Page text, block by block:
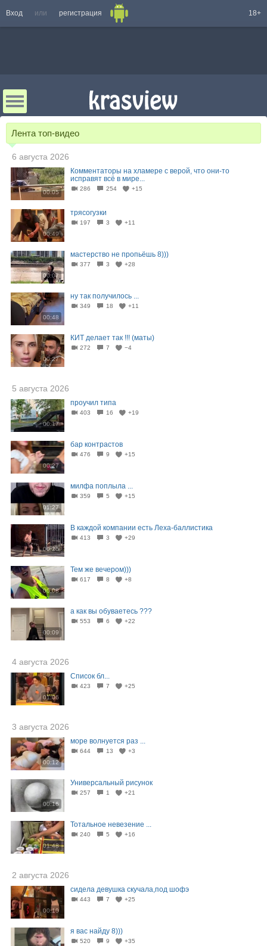
Вход или регистрация 18+
Лента топ-видео
6 августа 2026
00:05
Комментаторы на хламере с верой, что они-то
исправят всё в мире...
286 254 +15
00:49
трясогузки
197 3 +11
00:07
мастерство не пропьёшь 8)))
377 3 +28
00:48
ну так получилось ...
349 18 +11
00:27
КИТ делает так !!! (маты)
272 7 −4
5 августа 2026
00:17
проучил типа
403 16 +19
00:27
бар контрастов
476 9 +15
01:27
милфа поплыла ...
359 5 +15
00:26
В каждой компании есть Леха-баллистика
413 3 +29
00:08
Тем же вечером)))
617 8 +8
00:09
а как вы обуваетесь ???
553 6 +22
4 августа 2026
01:06
Список бл...
423 7 +25
3 августа 2026
00:12
море волнуется раз ...
644 13 +3
00:16
Универсальный рисунок
257 1 +21
01:48
Тотальное невезение ...
240 5 +16
2 августа 2026
00:10
сидела девушка скучала,под шофэ
443 7 +25
я вас найду 8)))
520 9 +35